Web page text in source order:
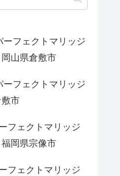
フェクトマリッジ
山県倉敷市
フェクトマリッジ
市
フェクトマリッジ
岡県宗像市
フェクトマリッジ